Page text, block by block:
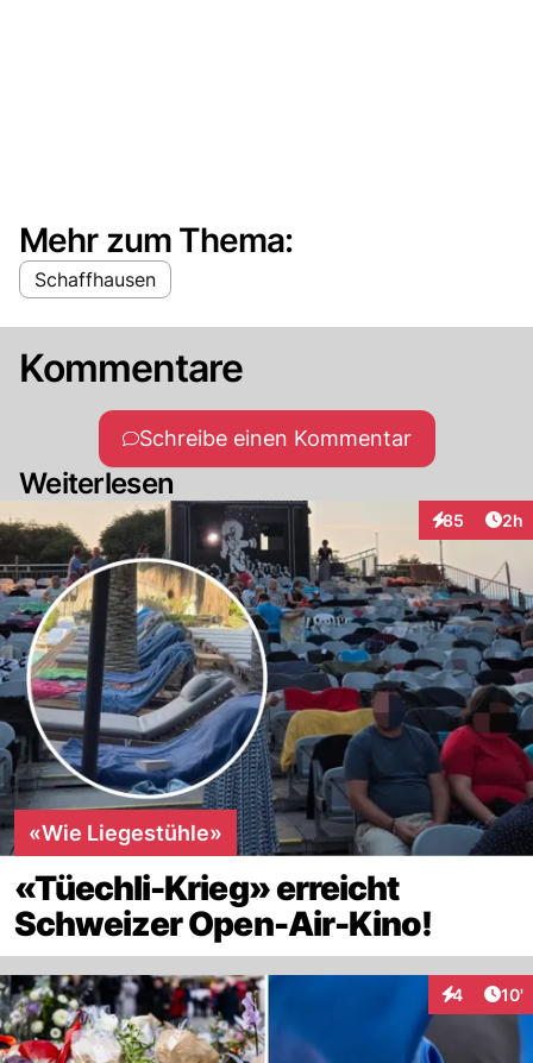
Mehr zum Thema:
Schaffhausen
Kommentare
Schreibe einen Kommentar
Weiterlesen
85
Interaktionen
2h
«Wie Liegestühle»
«Tüechli-Krieg» erreicht
Schweizer Open-Air-Kino!
4 10'